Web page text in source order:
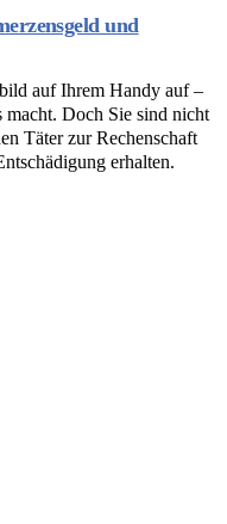
und
auf Ihrem Handy auf –
Doch Sie sind nicht
Täter zur Rechenschaft
erhalten.